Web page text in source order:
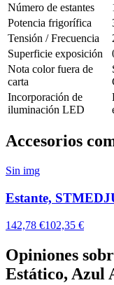
Número de estantes
Potencia frigorífica
Tensión / Frecuencia
Superficie exposición
Nota color fuera de
carta
Incorporación de
iluminación LED
Accesorios
Sin img
Estante,
142,78 €102,35 €
Opiniones
Estático, Azul